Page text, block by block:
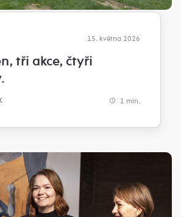
15. května 2026
tři akce, čtyři
1 min.